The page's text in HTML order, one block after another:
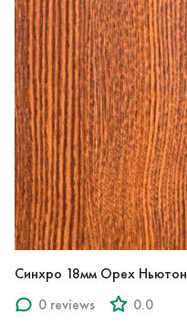
Синхро 18мм Орех Ньютон
0 reviews
0.0